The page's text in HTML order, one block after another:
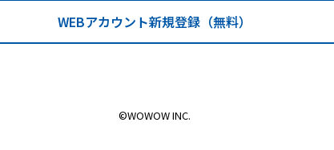
WEBアカウント新規登録（無料）
©WOWOW INC.